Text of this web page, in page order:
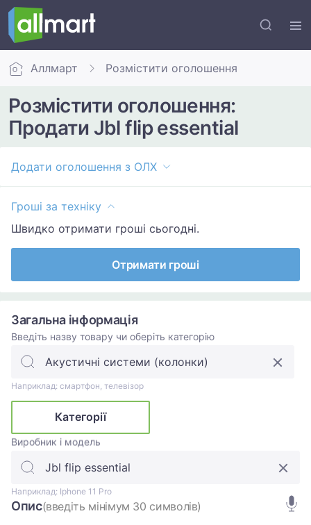
Аллмарт Розмістити оголошення
Розмістити оголошення:
Продати Jbl flip essential
Додати оголошення з ОЛХ
Гроші за техніку
Швидко отримати гроші сьогодні.
Отримати гроші
Загальна інформація
Введіть назву товару чи оберіть категорію
Наприклад: смартфон, телевізор
Категорії
Виробник і модель
Наприклад: Iphone 11 Pro
Опис(введіть мінімум 30 символів)